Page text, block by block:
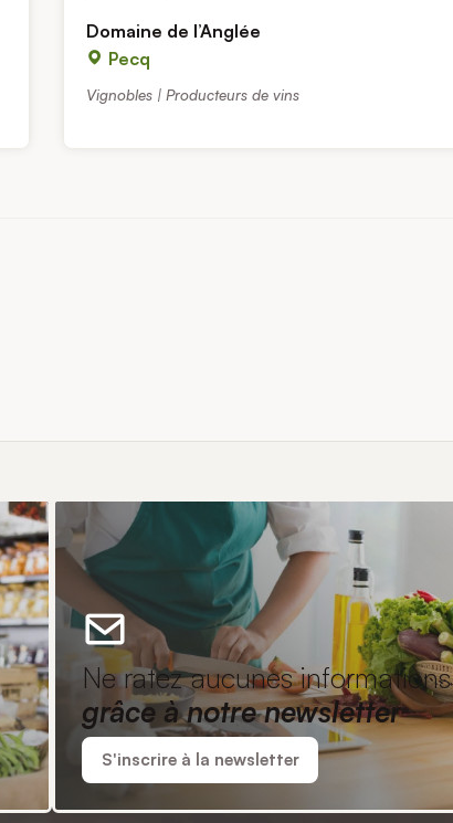
Domaine de l’Anglée
Pecq
Vignobles | Producteurs de vins
Ne ratez aucunes informations
grâce à notre newsletter
S'inscrire à la newsletter